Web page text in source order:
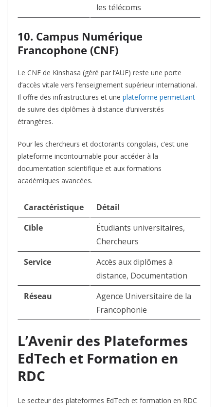
les télécoms
10. Campus Numérique
Francophone (CNF)
Le CNF de Kinshasa (géré par l’AUF) reste une porte
d’accès vitale vers l’enseignement supérieur international.
Il offre des infrastructures et une plateforme permettant
de suivre des diplômes à distance d’universités
étrangères.
Pour les chercheurs et doctorants congolais, c’est une
plateforme incontournable pour accéder à la
documentation scientifique et aux formations
académiques avancées.
Caractéristique
Détail
Cible
Étudiants universitaires,
Chercheurs
Service
Accès aux diplômes à
distance, Documentation
Réseau
Agence Universitaire de la
Francophonie
L’Avenir des Plateformes
EdTech et Formation en
RDC
Le secteur des plateformes EdTech et formation en RDC